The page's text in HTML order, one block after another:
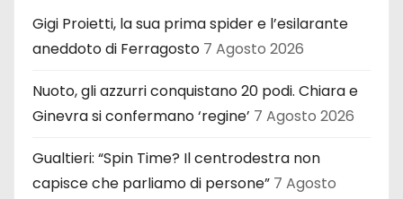
Gigi Proietti, la sua prima spider e l’esilarante
aneddoto di Ferragosto 7 Agosto 2026
Nuoto, gli azzurri conquistano 20 podi. Chiara e
Ginevra si confermano ‘regine’ 7 Agosto 2026
Gualtieri: “Spin Time? Il centrodestra non
capisce che parliamo di persone” 7 Agosto